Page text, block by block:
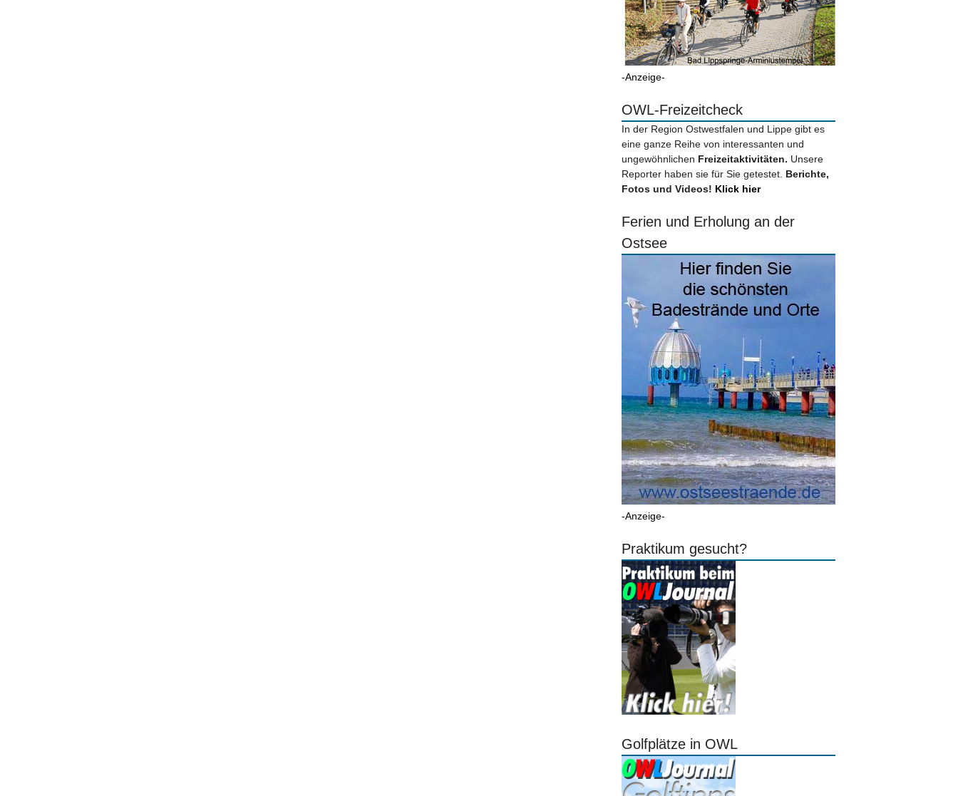
-Anzeige-
OWL-Freizeitcheck
In der Region Ostwestfalen und Lippe gibt es
eine ganze Reihe von interessanten und
ungewöhnlichen Freizeitaktivitäten. Unsere
Reporter haben sie für Sie getestet. Berichte,
Fotos und Videos! Klick hier
Ferien und Erholung an der
Ostsee
-Anzeige-
Praktikum gesucht?
Golfplätze in OWL